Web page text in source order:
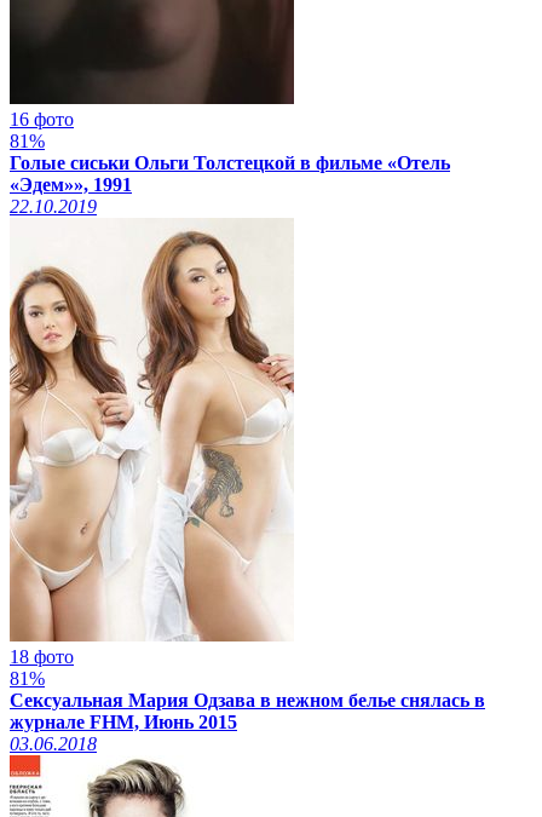
16 фото
81%
Голые сиськи Ольги Толстецкой в фильме «Отель
«Эдем»», 1991
22.10.2019
18 фото
81%
Сексуальная Мария Одзава в нежном белье снялась в
журнале FHM, Июнь 2015
03.06.2018